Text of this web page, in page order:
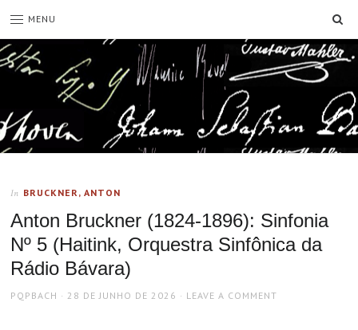
MENU
In BRUCKNER, ANTON
Anton Bruckner (1824-1896): Sinfonia
Nº 5 (Haitink, Orquestra Sinfônica da
Rádio Bávara)
AUTHOR
PQPBACH
POSTED
28 DE JUNHO DE 2026 LEAVE A COMMENT